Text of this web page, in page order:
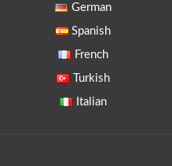
German
Spanish
French
Turkish
Italian